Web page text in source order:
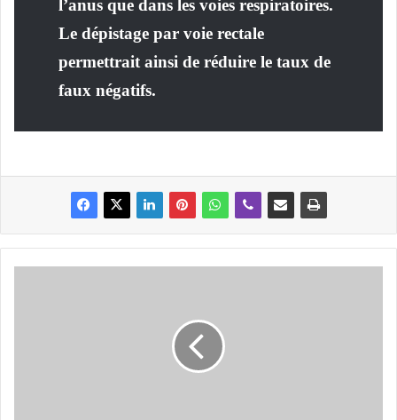
l’anus que dans les voies respiratoires.
Le dépistage par voie rectale
permettrait ainsi de réduire le taux de
faux négatifs.